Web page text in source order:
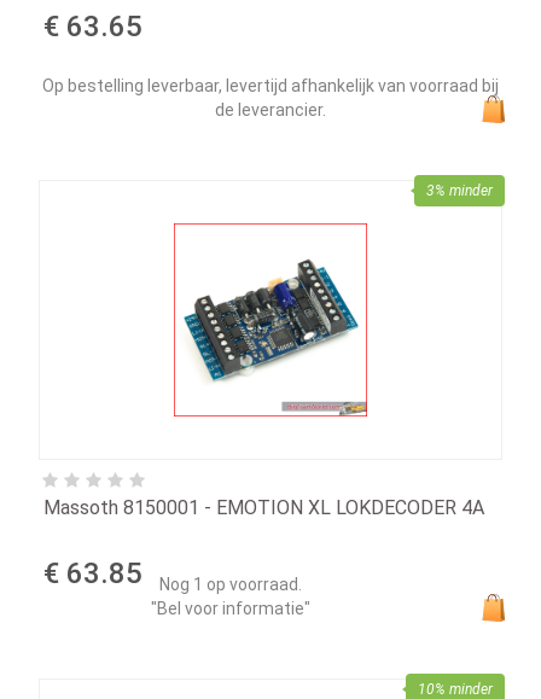
€ 63.65
Op bestelling leverbaar, levertijd afhankelijk van voorraad bij
de leverancier.
Massoth 8150001 - EMOTION XL LOKDECODER 4A
€ 63.85
Nog 1 op voorraad.
"Bel voor informatie"
3% minder
10% minder